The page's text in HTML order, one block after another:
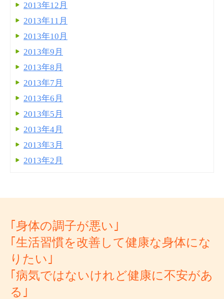
2013年12月
2013年11月
2013年10月
2013年9月
2013年8月
2013年7月
2013年6月
2013年5月
2013年4月
2013年3月
2013年2月
｢身体の調子が悪い｣
｢生活習慣を改善して健康な身体にな
りたい｣
｢病気ではないけれど健康に不安があ
る｣